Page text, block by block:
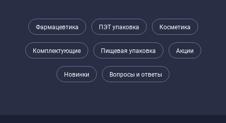
Фармацевтика ПЭТ упаковка Косметика
Комплектующие Пищевая упаковка Акции
Новинки Вопросы и ответы